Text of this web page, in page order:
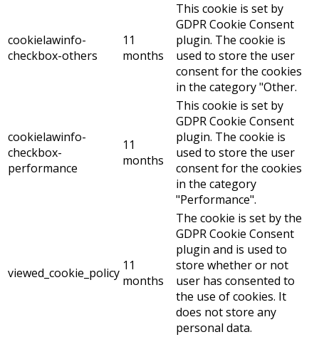
cookielawinfo-
checkbox-others
11
months
This cookie is set by
GDPR Cookie Consent
plugin. The cookie is
used to store the user
consent for the cookies
in the category "Other.
cookielawinfo-
checkbox-
performance
11
months
This cookie is set by
GDPR Cookie Consent
plugin. The cookie is
used to store the user
consent for the cookies
in the category
"Performance".
viewed_cookie_policy 11
months
The cookie is set by the
GDPR Cookie Consent
plugin and is used to
store whether or not
user has consented to
the use of cookies. It
does not store any
personal data.